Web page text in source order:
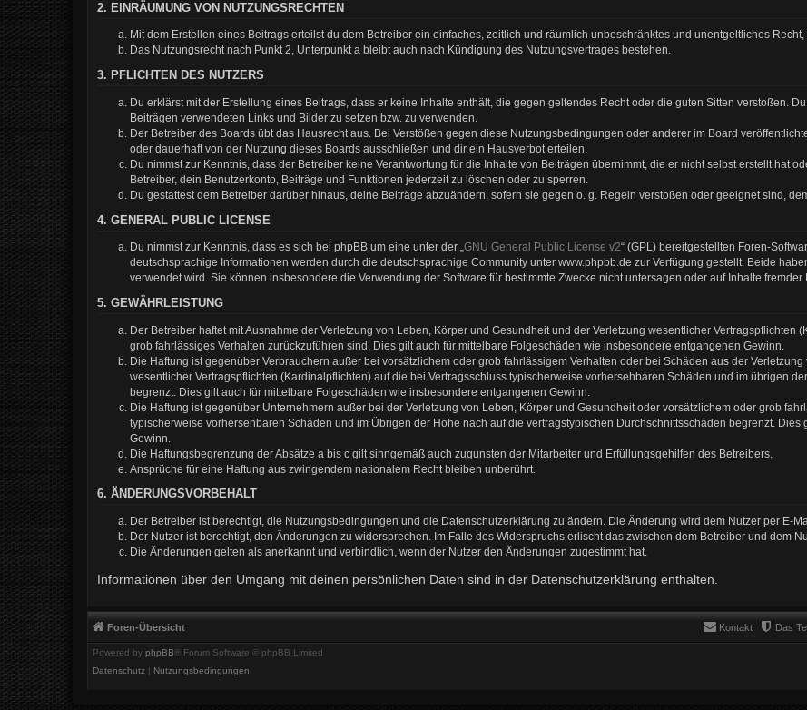
2. EINRÄUMUNG VON NUTZUNGSRECHTEN
Mit dem Erstellen eines Beitrags erteilst du dem Betreiber ein einfaches, zeitlich und räumlich unbeschränktes und unentgeltliches
Das Nutzungsrecht nach Punkt 2, Unterpunkt a bleibt auch nach Kündigung des Nutzungsvertrages bestehen.
3. PFLICHTEN DES NUTZERS
Du erklärst mit der Erstellung eines Beitrags, dass er keine Inhalte enthält, die gegen geltendes Recht oder die guten Sitten verstoßen.
Beiträgen verwendeten Links und Bilder zu setzen bzw. zu verwenden.
Der Betreiber des Boards übt das Hausrecht aus. Bei Verstößen gegen diese Nutzungsbedingungen oder anderer im Board
oder dauerhaft von der Nutzung dieses Boards ausschließen und dir ein Hausverbot erteilen.
Du nimmst zur Kenntnis, dass der Betreiber keine Verantwortung für die Inhalte von Beiträgen übernimmt, die er nicht selbst erstellt hat
Betreiber, dein Benutzerkonto, Beiträge und Funktionen jederzeit zu löschen oder zu sperren.
Du gestattest dem Betreiber darüber hinaus, deine Beiträge abzuändern, sofern sie gegen o. g. Regeln verstoßen oder geeignet sind,
4. GENERAL PUBLIC LICENSE
Du nimmst zur Kenntnis, dass es sich bei phpBB um eine unter der „GNU General Public License v2“ (GPL) bereitgestellten Foren-
deutschsprachige Informationen werden durch die deutschsprachige Community unter www.phpbb.de zur Verfügung gestellt. Beide
verwendet wird. Sie können insbesondere die Verwendung der Software für bestimmte Zwecke nicht untersagen oder auf Inhalte fremder
5. GEWÄHRLEISTUNG
Der Betreiber haftet mit Ausnahme der Verletzung von Leben, Körper und Gesundheit und der Verletzung wesentlicher
grob fahrlässiges Verhalten zurückzuführen sind. Dies gilt auch für mittelbare Folgeschäden wie insbesondere entgangenen Gewinn.
Die Haftung ist gegenüber Verbrauchern außer bei vorsätzlichem oder grob fahrlässigem Verhalten oder bei Schäden aus der
wesentlicher Vertragspflichten (Kardinalpflichten) auf die bei Vertragsschluss typischerweise vorhersehbaren Schäden und im übrigen
begrenzt. Dies gilt auch für mittelbare Folgeschäden wie insbesondere entgangenen Gewinn.
Die Haftung ist gegenüber Unternehmern außer bei der Verletzung von Leben, Körper und Gesundheit oder vorsätzlichem oder grob
typischerweise vorhersehbaren Schäden und im Übrigen der Höhe nach auf die vertragstypischen Durchschnittsschäden begrenzt.
Gewinn.
Die Haftungsbegrenzung der Absätze a bis c gilt sinngemäß auch zugunsten der Mitarbeiter und Erfüllungsgehilfen des Betreibers.
Ansprüche für eine Haftung aus zwingendem nationalem Recht bleiben unberührt.
6. ÄNDERUNGSVORBEHALT
Der Betreiber ist berechtigt, die Nutzungsbedingungen und die Datenschutzerklärung zu ändern. Die Änderung wird dem Nutzer per E-
Der Nutzer ist berechtigt, den Änderungen zu widersprechen. Im Falle des Widerspruchs erlischt das zwischen dem Betreiber und dem
Die Änderungen gelten als anerkannt und verbindlich, wenn der Nutzer den Änderungen zugestimmt hat.
Informationen über den Umgang mit deinen persönlichen Daten sind in der Datenschutzerklärung enthalten.
Foren-Übersicht Das
Kontakt
Powered by phpBB® Forum Software © phpBB Limited
Datenschutz | Nutzungsbedingungen